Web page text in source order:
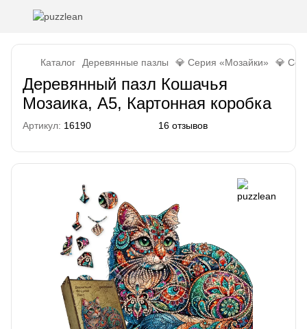
Каталог Деревянные пазлы 💎 Серия «Мозайки» 💎
Деревянный пазл Кошачья
Мозаика, А5, Картонная коробка
Артикул: 16190 16 отзывов